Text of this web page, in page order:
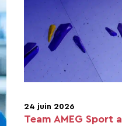
24 juin 2026
Team AMEG Sport